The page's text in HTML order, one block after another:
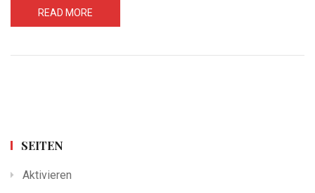
READ MORE
SEITEN
Aktivieren